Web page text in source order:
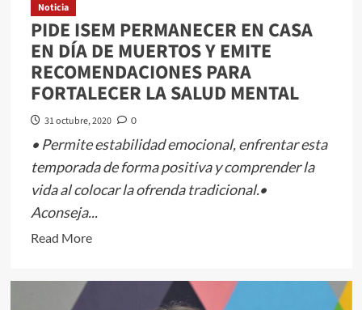
Noticia
PIDE ISEM PERMANECER EN CASA
EN DÍA DE MUERTOS Y EMITE
RECOMENDACIONES PARA
FORTALECER LA SALUD MENTAL
31 octubre, 2020 0
• Permite estabilidad emocional, enfrentar esta
temporada de forma positiva y comprender la
vida al colocar la ofrenda tradicional.•
Aconseja...
Read MoreRead
about